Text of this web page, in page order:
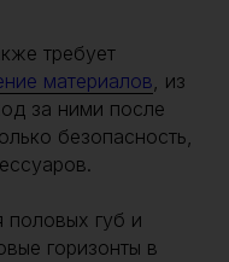
требует
материалов, из
за ними после
безопасность,
губ и
горизонты в